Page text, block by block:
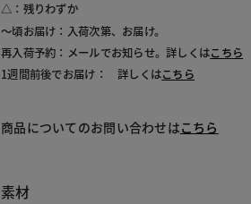
△：残りわずか
～頃お届け：入荷次第、お届け。
再入荷予約：メールでお知らせ。詳しくはこちら
1週間前後でお届け： 詳しくはこちら
商品についてのお問い合わせはこちら
素材